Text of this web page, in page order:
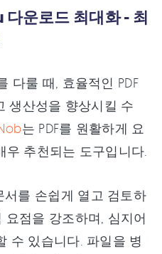
운로드 최대화 - 최
다룰 때, 효율적인 PDF
생산성을 향상시킬 수
는 PDF를 원활하게 요
추천되는 도구입니다.
서를 손쉽게 열고 검토하
요점을 강조하며, 심지어
수 있습니다. 파일을 병